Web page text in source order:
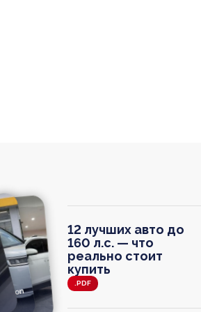
12 лучших авто до
160 л.с. — что
реально стоит
купить
.PDF